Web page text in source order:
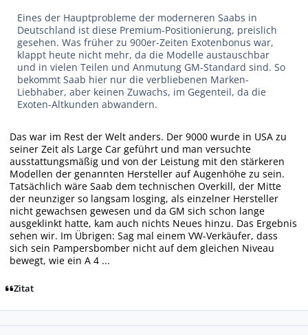
Eines der Hauptprobleme der moderneren Saabs in
Deutschland ist diese Premium-Positionierung, preislich
gesehen. Was früher zu 900er-Zeiten Exotenbonus war,
klappt heute nicht mehr, da die Modelle austauschbar
und in vielen Teilen und Anmutung GM-Standard sind. So
bekommt Saab hier nur die verbliebenen Marken-
Liebhaber, aber keinen Zuwachs, im Gegenteil, da die
Exoten-Altkunden abwandern.
Das war im Rest der Welt anders. Der 9000 wurde in USA zu
seiner Zeit als Large Car geführt und man versuchte
ausstattungsmäßig und von der Leistung mit den stärkeren
Modellen der genannten Hersteller auf Augenhöhe zu sein.
Tatsächlich wäre Saab dem technischen Overkill, der Mitte
der neunziger so langsam losging, als einzelner Hersteller
nicht gewachsen gewesen und da GM sich schon lange
ausgeklinkt hatte, kam auch nichts Neues hinzu. Das Ergebnis
sehen wir. Im Übrigen: Sag mal einem VW-Verkäufer, dass
sich sein Pampersbomber nicht auf dem gleichen Niveau
bewegt, wie ein A 4 ...
Zitat